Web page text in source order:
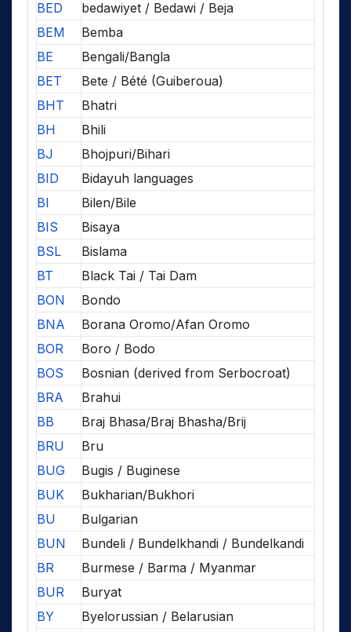
BED
bedawiyet / Bedawi / Beja
BEM
Bemba
BE
Bengali/Bangla
BET
Bete / Bété (Guiberoua)
BHT
Bhatri
BH
Bhili
BJ
Bhojpuri/Bihari
BID
Bidayuh languages
BI
Bilen/Bile
BIS
Bisaya
BSL
Bislama
BT
Black Tai / Tai Dam
BON
Bondo
BNA
Borana Oromo/Afan Oromo
BOR
Boro / Bodo
BOS
Bosnian (derived from Serbocroat)
BRA
Brahui
BB
Braj Bhasa/Braj Bhasha/Brij
BRU
Bru
BUG
Bugis / Buginese
BUK
Bukharian/Bukhori
BU
Bulgarian
BUN
Bundeli / Bundelkhandi / Bundelkandi
BR
Burmese / Barma / Myanmar
BUR
Buryat
BY
Byelorussian / Belarusian